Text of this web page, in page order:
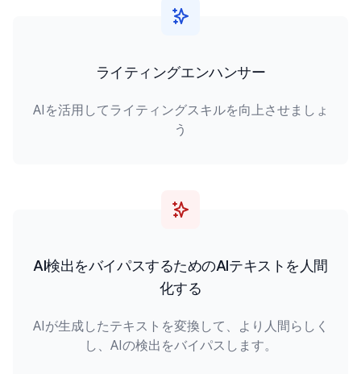
ライティングエンハンサー
AIを活用してライティングスキルを向上させましょ
う
AI検出をバイパスするためのAIテキストを人間
化する
AIが生成したテキストを変換して、より人間らしく
し、AIの検出をバイパスします。